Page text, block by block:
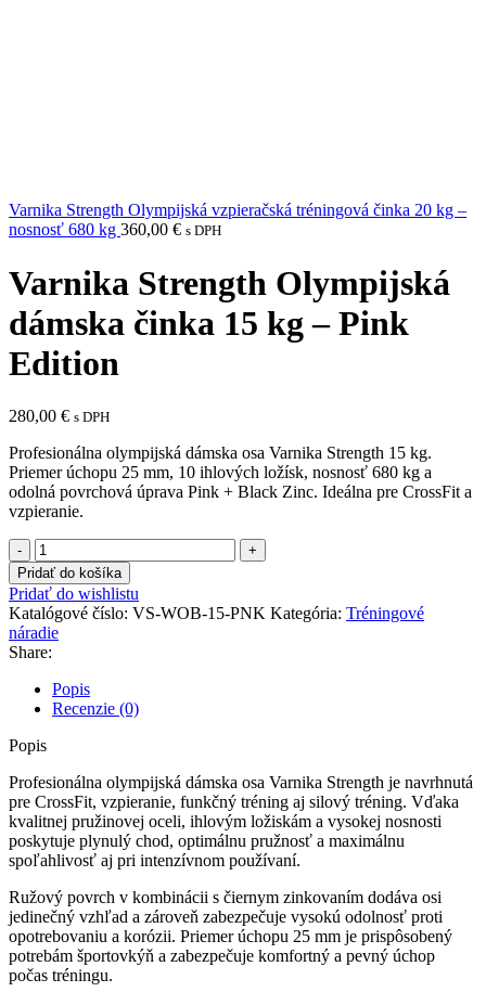
Varnika Strength Olympijská vzpieračská tréningová činka 20 kg –
nosnosť 680 kg 360,00 € s DPH
Varnika Strength Olympijská
dámska činka 15 kg – Pink
Edition
280,00 € s DPH
Profesionálna olympijská dámska osa Varnika Strength 15 kg.
Priemer úchopu 25 mm, 10 ihlových ložísk, nosnosť 680 kg a
odolná povrchová úprava Pink + Black Zinc. Ideálna pre CrossFit a
vzpieranie.
množstvo
Varnika
Strength
Olympijská
dámska
činka
15
kg
–
Pink
Edition
Pridať do košíka
Pridať do wishlistu
Katalógové číslo: VS-WOB-15-PNK Kategória: Tréningové
náradie
Share:
Popis
Recenzie (0)
Popis
Profesionálna olympijská dámska osa Varnika Strength je navrhnutá
pre CrossFit, vzpieranie, funkčný tréning aj silový tréning. Vďaka
kvalitnej pružinovej oceli, ihlovým ložiskám a vysokej nosnosti
poskytuje plynulý chod, optimálnu pružnosť a maximálnu
spoľahlivosť aj pri intenzívnom používaní.
Ružový povrch v kombinácii s čiernym zinkovaním dodáva osi
jedinečný vzhľad a zároveň zabezpečuje vysokú odolnosť proti
opotrebovaniu a korózii. Priemer úchopu 25 mm je prispôsobený
potrebám športovkýň a zabezpečuje komfortný a pevný úchop
počas tréningu.